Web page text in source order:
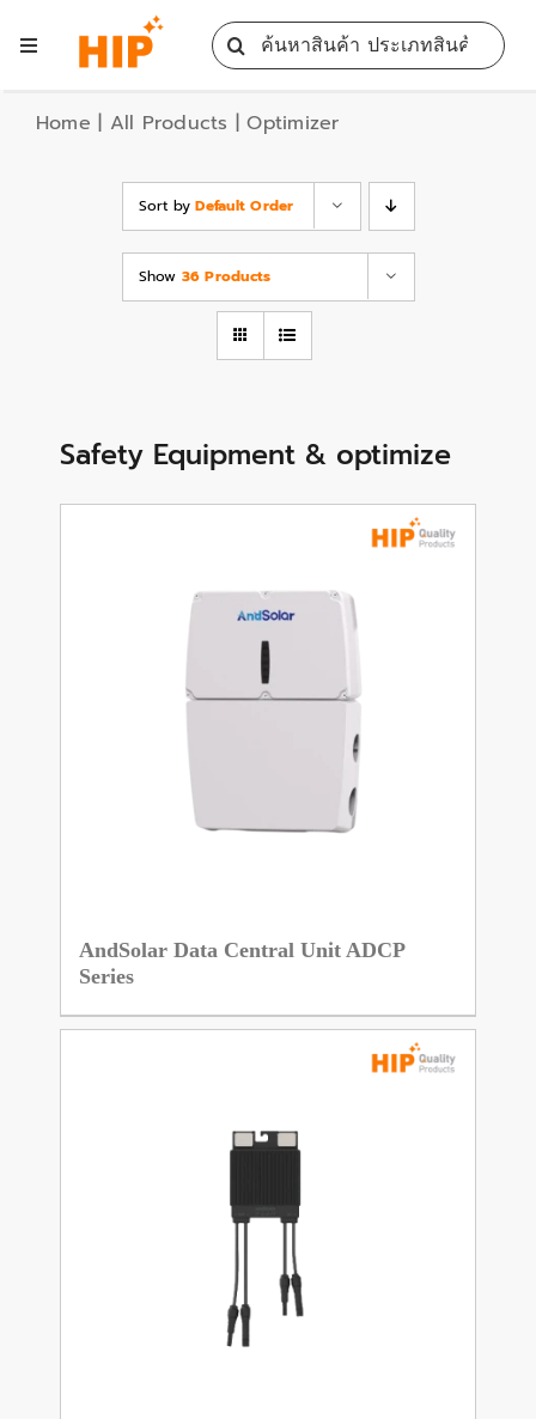
Toggle
All Products
Contact
Search
for:
Home | All Products |Optimizer
Sort byDefault Order
Show 36 Products
Safety Equipment & optimize
AndSolar Data Central Unit ADCP
Series